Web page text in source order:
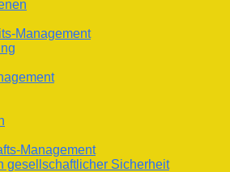
Management
Management
gesellschaftlicher Sicherheit